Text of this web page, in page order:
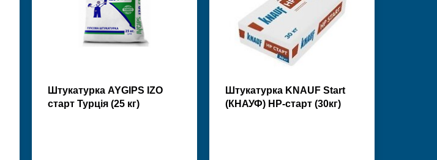
Штукатурка AYGIPS IZO
старт Турція (25 кг)
Штукатурка KNAUF Start
(КНАУФ) НР-старт (30кг)